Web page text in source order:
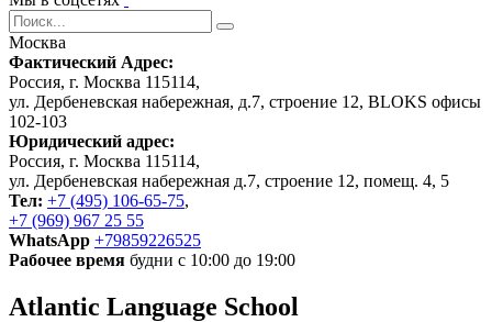
Москва
Фактический Адрес:
Россия, г. Москва 115114,
ул. Дербеневская набережная, д.7, строение 12, BLOKS офисы
102-103
Юридический адрес:
Россия, г. Москва 115114,
ул. Дербеневская набережная д.7, строение 12, помещ. 4, 5
Тел: +7 (495) 106-65-75,
+7 (969) 967 25 55
WhatsApp +79859226525
Рабочее время будни с 10:00 до 19:00
Atlantic Language School